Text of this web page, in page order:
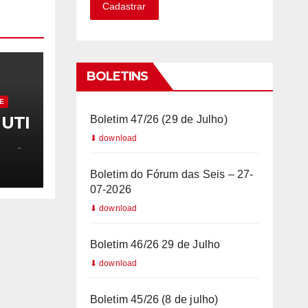
+
Cadastrar
BOLETINS
Boletim 47/26 (29 de Julho)
Boletim do Fórum das Seis – 27-
07-2026
Boletim 46/26 29 de Julho
Boletim 45/26 (8 de julho)